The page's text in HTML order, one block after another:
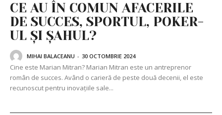
CE AU ÎN COMUN AFACERILE
DE SUCCES, SPORTUL, POKER-
UL ȘI ȘAHUL?
MIHAI BALACEANU - 30 OCTOMBRIE 2024
Cine este Marian Mitran? Marian Mitran este un antreprenor
român de succes. Având o carieră de peste două decenii, el este
recunoscut pentru inovațiile sale...